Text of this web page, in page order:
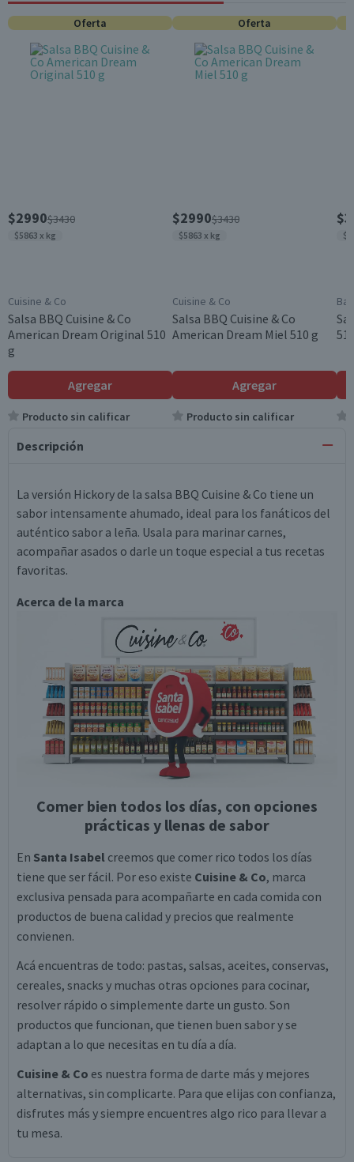
Oferta
$2990$3430
$5863 x kg
Cuisine & Co
Salsa BBQ Cuisine & Co
American Dream Original 510
g
Agregar
Producto sin calificar
Oferta
$2990$3430
$5863 x kg
Cuisine & Co
Salsa BBQ Cuisine & Co
American Dream Miel 510 g
Agregar
Producto sin calificar
Descripción
La versión Hickory de la salsa BBQ Cuisine & Co tiene un
sabor intensamente ahumado, ideal para los fanáticos del
auténtico sabor a leña. Usala para marinar carnes,
acompañar asados o darle un toque especial a tus recetas
favoritas.
Acerca de la marca
Comer bien todos los días, con opciones
prácticas y llenas de sabor
En Santa Isabel creemos que comer rico todos los días
tiene que ser fácil. Por eso existe Cuisine & Co, marca
exclusiva pensada para acompañarte en cada comida con
productos de buena calidad y precios que realmente
convienen.
Acá encuentras de todo: pastas, salsas, aceites, conservas,
cereales, snacks y muchas otras opciones para cocinar,
resolver rápido o simplemente darte un gusto. Son
productos que funcionan, que tienen buen sabor y se
adaptan a lo que necesitas en tu día a día.
Cuisine & Co es nuestra forma de darte más y mejores
alternativas, sin complicarte. Para que elijas con confianza,
disfrutes más y siempre encuentres algo rico para llevar a
tu mesa.